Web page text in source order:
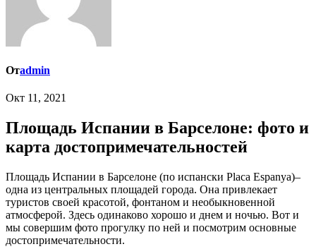
Отadmin
Окт 11, 2021
Площадь Испании в Барселоне: фото и
карта достопримечательностей
Площадь Испании в Барселоне (по испански Placa Espanya)–
одна из центральных площадей города. Она привлекает
туристов своей красотой, фонтаном и необыкновенной
атмосферой. Здесь одинаково хорошо и днем и ночью. Вот и
мы совершим фото прогулку по ней и посмотрим основные
достопримечательности.